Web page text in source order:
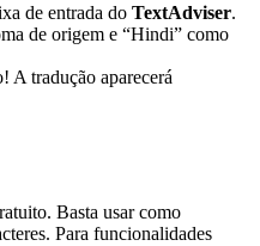
de entrada do TextAdviser.
de origem e “Hindi” como
A tradução aparecerá
Basta usar como
Para funcionalidades